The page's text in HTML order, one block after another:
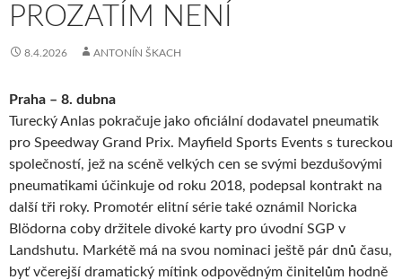
PROZATÍM NENÍ
8.4.2026 ANTONÍN ŠKACH
Praha – 8. dubna
Turecký Anlas pokračuje jako oficiální dodavatel pneumatik
pro Speedway Grand Prix. Mayfield Sports Events s tureckou
společností, jež na scéně velkých cen se svými bezdušovými
pneumatikami účinkuje od roku 2018, podepsal kontrakt na
další tři roky. Promotér elitní série také oznámil Noricka
Blödorna coby držitele divoké karty pro úvodní SGP v
Landshutu. Markétě má na svou nominaci ještě pár dnů času,
byť včerejší dramatický mítink odpovědným činitelům hodně